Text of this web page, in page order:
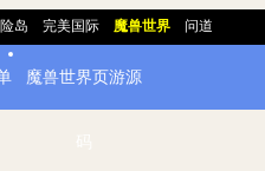
岛 完美国际 魔兽世界 问道
魔兽世界页游源